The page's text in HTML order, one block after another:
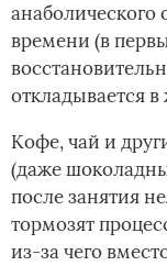
анаболического
времени (в
откладывается
Кофе, чай и
(даже
после занятия
тормозят
из-за чего